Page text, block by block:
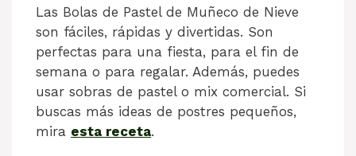
Las Bolas de Pastel de Muñeco de Nieve
son fáciles, rápidas y divertidas. Son
perfectas para una fiesta, para el fin de
semana o para regalar. Además, puedes
usar sobras de pastel o mix comercial. Si
buscas más ideas de postres pequeños,
mira esta receta.